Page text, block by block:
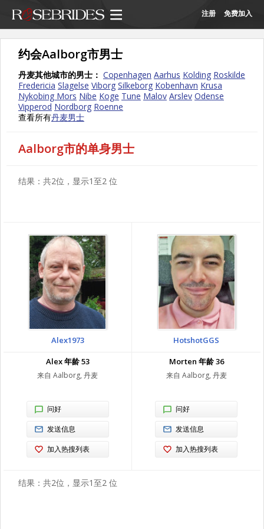
注册 免费加入
约会Aalborg市男士
丹麦其他城市的男士： Copenhagen Aarhus Kolding Roskilde
Fredericia Slagelse Viborg Silkeborg Kobenhavn Krusa
Nykobing Mors Nibe Koge Tune Malov Arslev Odense
Vipperod Nordborg Roenne
查看所有丹麦男士
Aalborg市的单身男士
结果：共2位，显示1至2 位
Alex1973
Alex 年龄 53
来自 Aalborg, 丹麦
问好
发送信息
加入热搜列表
HotshotGGS
Morten 年龄 36
来自 Aalborg, 丹麦
问好
发送信息
加入热搜列表
结果：共2位，显示1至2 位